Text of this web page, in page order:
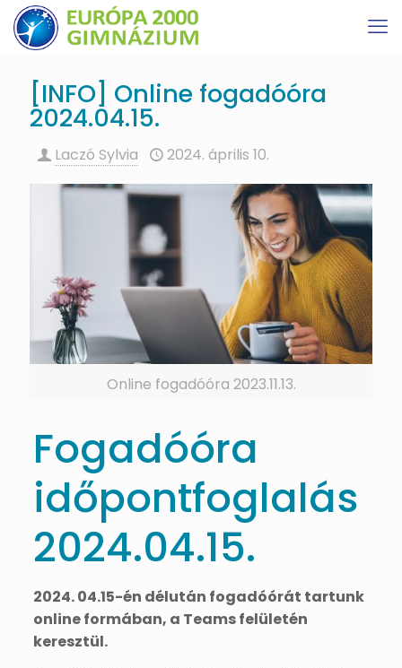
[INFO] Online fogadóóra
2024.04.15.
Laczó Sylvia 2024. április 10.
Online fogadóóra 2023.11.13.
Fogadóóra
időpontfoglalás
2024.04.15.
2024. 04.15-én délután fogadóórát tartunk
online formában, a Teams felületén
keresztül.